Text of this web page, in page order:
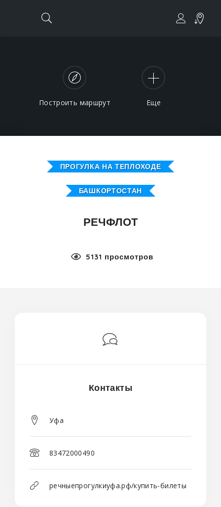
Построить маршрут Еще
ПРОГУЛКА НА ТЕПЛОХОДЕ
БАШКОРТОСТАН
РЕЧФЛОТ
5131 просмотров
Контакты
Уфа
83472000490
речныепрогулкиуфа.рф/купить-билеты